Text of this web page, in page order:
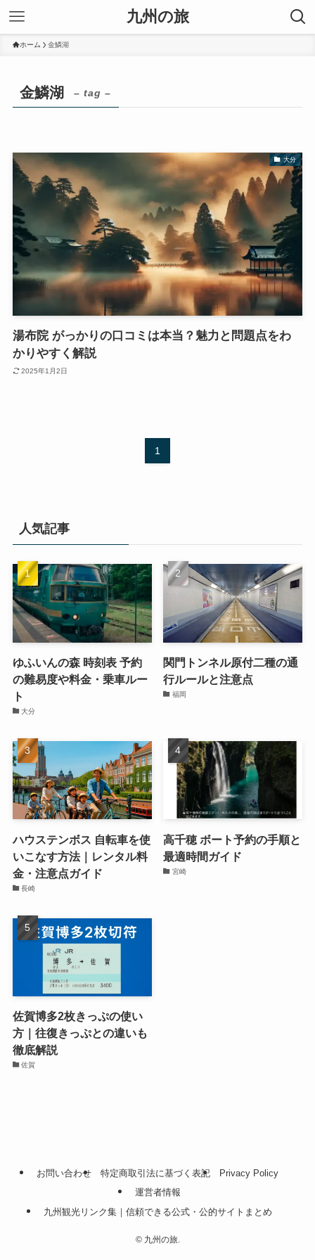
九州の旅
ホーム 金鱗湖
金鱗湖 – tag –
大分
湯布院 がっかりの口コミは本当？魅力と問題点をわ
かりやすく解説
2025年1月2日
1
人気記事
ゆふいんの森 時刻表 予約
の難易度や料金・乗車ルー
ト
大分
関門トンネル原付二種の通
行ルールと注意点
福岡
ハウステンボス 自転車を使
いこなす方法｜レンタル料
金・注意点ガイド
長崎
高千穂 ボート予約の手順と
最適時間ガイド
宮崎
佐賀博多2枚きっぷの使い
方｜往復きっぷとの違いも
徹底解説
佐賀
お問い合わせ 特定商取引法に基づく表記
Privacy Policy
運営者情報
九州観光リンク集｜信頼できる公式・公的サイトまとめ
©九州の旅.